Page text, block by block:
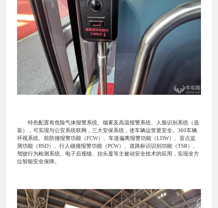
特色配置有危险气体报警系统、烟雾及高温报警系统、人脸识别系统（选
装），可实现与公安系统联网，三大安保系统，使车辆运营更安全。360车辆
环视系统、前防撞报警功能（FCW）、车道偏离报警功能（LDW）、盲点监
测功能（BSD）、行人碰撞报警功能（PCW）、道路标识识别功能（TSR）、
驾驶行为检测系统、电子后视镜、抬头显等主被动安全技术的应用，实现全方
位智能安全保障。